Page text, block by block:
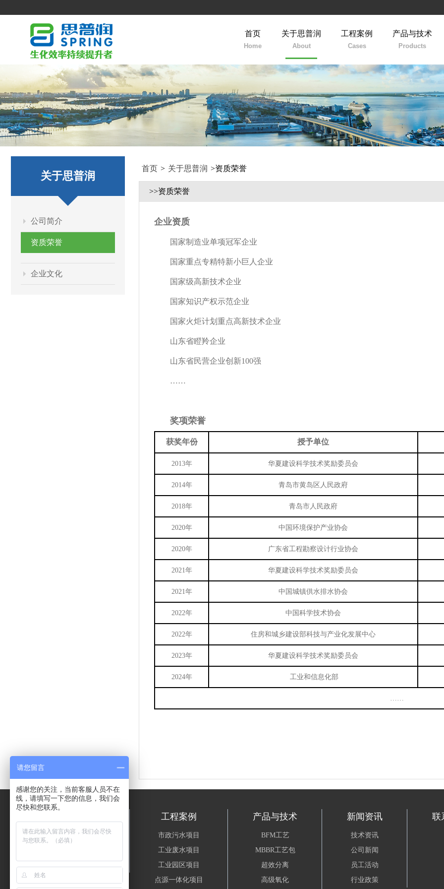
首页
Home
关于思普润
About
工程案例
Cases
产品与技术
Products
关于思普润
公司简介
资质荣誉
企业文化
首页 > 关于思普润 >资质荣誉
>>资质荣誉
企业资质
国家制造业单项冠军企业
国家重点专精特新小巨人企业
国家级高新技术企业
国家知识产权示范企业
国家火炬计划重点高新技术企业
山东省瞪羚企业
山东省民营企业创新100强
……
奖项荣誉
获奖年份 授予单位
2013年 华夏建设科学技术奖励委员会
2014年 青岛市黄岛区人民政府
2018年 青岛市人民政府
2020年 中国环境保护产业协会
2020年 广东省工程勘察设计行业协会
2021年 华夏建设科学技术奖励委员会
2021年 中国城镇供水排水协会
2022年 中国科学技术协会
2022年 住房和城乡建设部科技与产业化发展中心
2023年 华夏建设科学技术奖励委员会
2024年 工业和信息化部
……
公司简介
企业文化
工程案例
市政污水项目
工业废水项目
工业园区项目
点源一体化项目
产品与技术
BFM工艺
MBBR工艺包
超效分离
高级氧化
新闻资讯
技术资讯
公司新闻
员工活动
行业政策
联
请您留言
感谢您的关注，当前客服人员不在
线，请填写一下您的信息，我们会
尽快和您联系。